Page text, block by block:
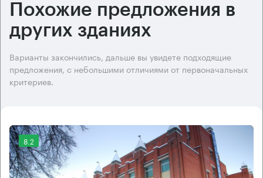
Похожие предложения в
других зданиях
Варианты закончились, дальше вы увидете подходящие
предложения, с небольшими отличиями от первоначальных
критериев.
8.2